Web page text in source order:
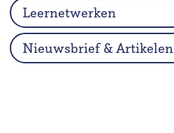
Leernetwerken
Nieuwsbrief & Artikelen